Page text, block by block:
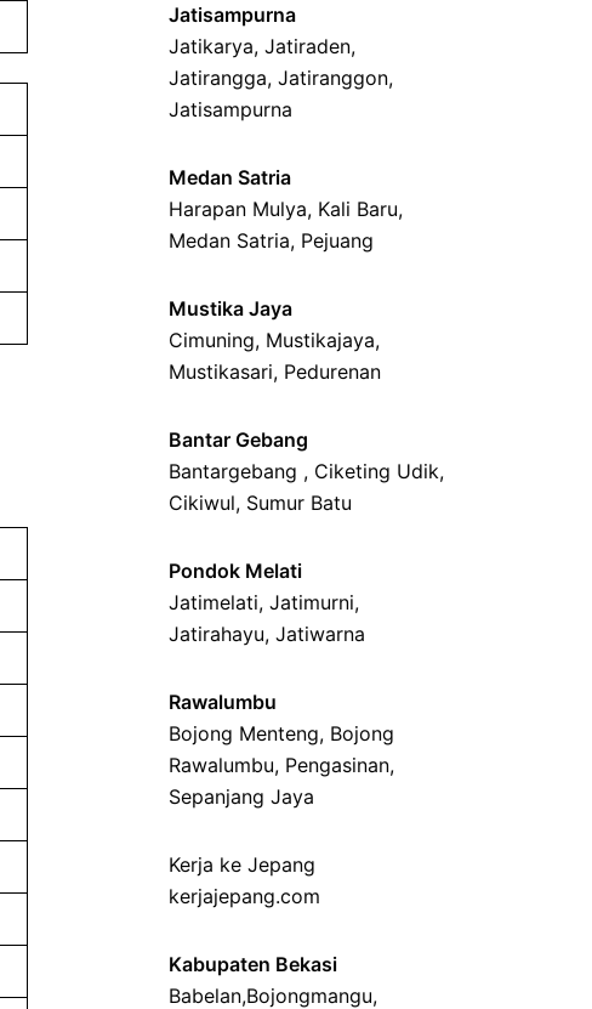
Jatisampurna
Jatikarya, Jatiraden,
Jatirangga, Jatiranggon,
Jatisampurna
Medan Satria
Harapan Mulya, Kali Baru,
Medan Satria, Pejuang
Mustika Jaya
Cimuning, Mustikajaya,
Mustikasari, Pedurenan
Bantar Gebang
Bantargebang , Ciketing Udik,
Cikiwul, Sumur Batu
Pondok Melati
Jatimelati, Jatimurni,
Jatirahayu, Jatiwarna
Rawalumbu
Bojong Menteng, Bojong
Rawalumbu, Pengasinan,
Sepanjang Jaya
Kerja ke Jepang
kerjajepang.com
Kabupaten Bekasi
Babelan,Bojongmangu,